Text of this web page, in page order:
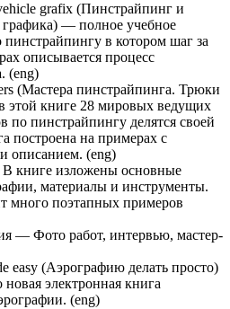
grafix (Пинстрайпинг и
графика) — полное учебное
пинстрайпингу в котором шаг за
описывается процесс
(eng)
(Мастера пинстрайпинга. Трюки
книге 28 мировых ведущих
по пинстрайпингу делятся своей
построена на примерах с
описанием. (eng)
книге изложены основные
материалы и инструменты.
много поэтапных примеров
— Фото работ, интервью, мастер-
easy (Аэрографию делать просто)
электронная книга
(eng)